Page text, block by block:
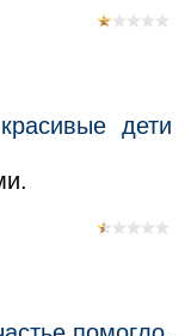
дети